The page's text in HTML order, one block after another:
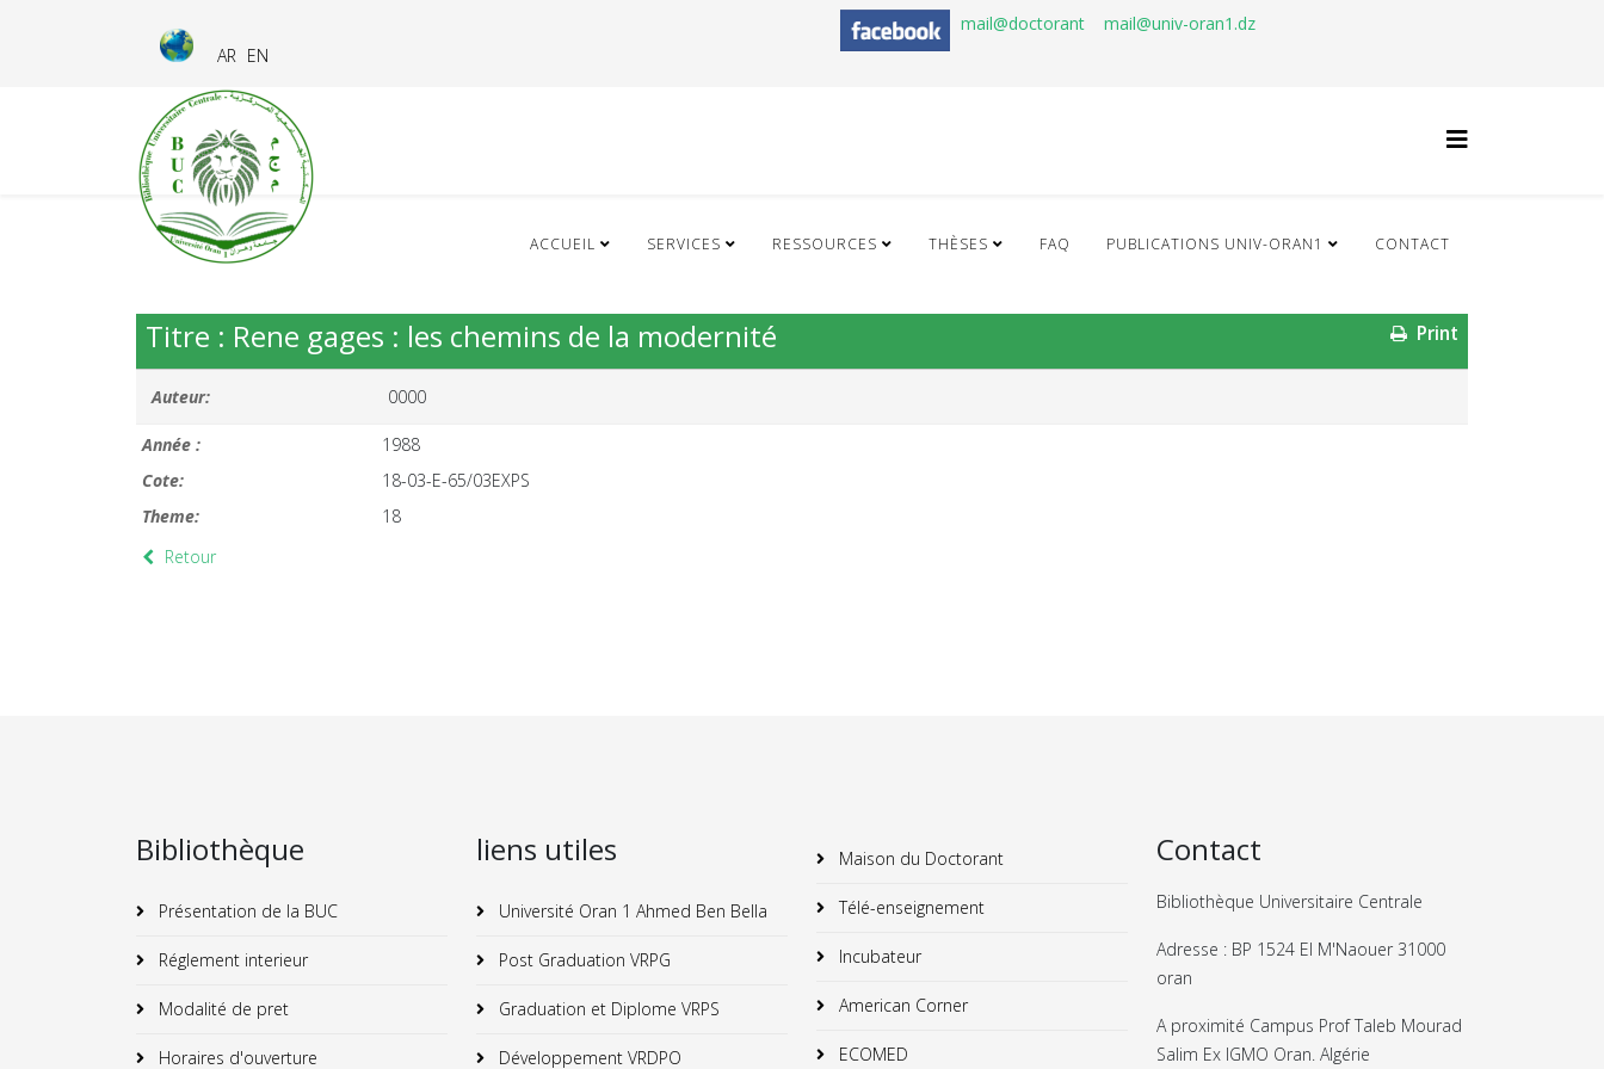
AR EN
mail@doctorant mail@univ-oran1.dz
ACCUEIL SERVICES RESSOURCES THÈSES FAQ PUBLICATIONS UNIV-ORAN1 CONTACT
Print
Titre : Rene gages : les chemins de la modernité
Auteur: 0000
Année :
1988
Cote:
18-03-E-65/03EXPS
Theme:
18
Retour
Bibliothèque
Présentation de la BUC
Réglement interieur
Modalité de pret
Horaires d'ouverture
liens utiles
Université Oran 1 Ahmed Ben Bella
Post Graduation VRPG
Graduation et Diplome VRPS
Développement VRDPO
Maison du Doctorant
Télé-enseignement
Incubateur
American Corner
ECOMED
Contact
Bibliothèque Universitaire Centrale
Adresse : BP 1524 El M'Naouer 31000
oran
A proximité Campus Prof Taleb Mourad
Salim Ex IGMO Oran. Algérie